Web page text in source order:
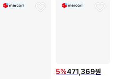
5%471,369원